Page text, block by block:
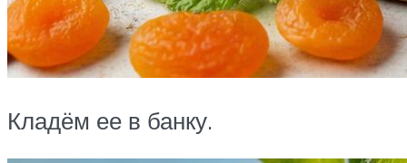
Кладём ее в банку.